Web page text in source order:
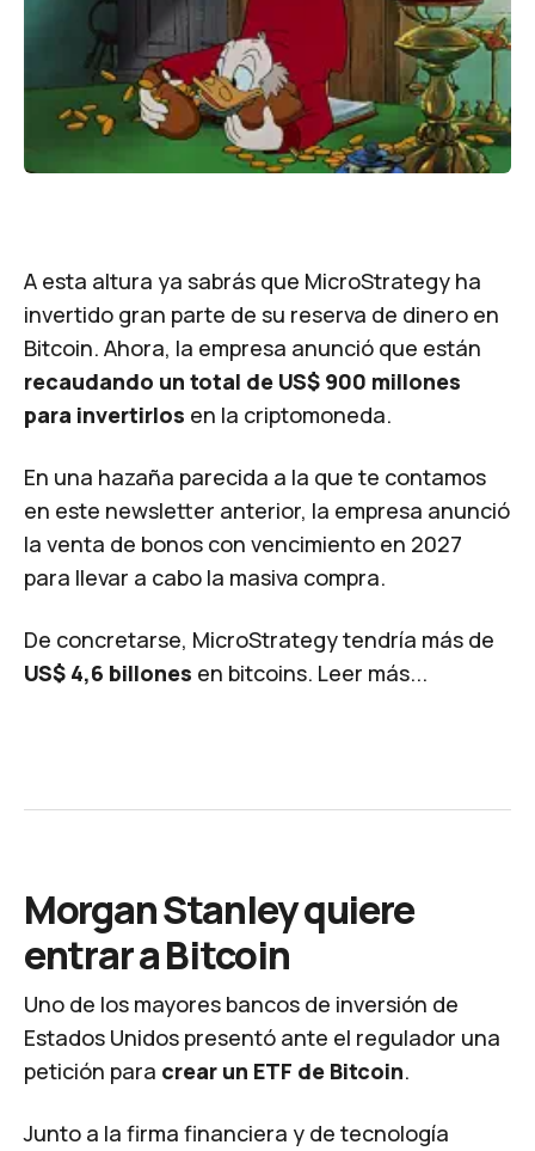
A esta altura ya sabrás que MicroStrategy ha
invertido gran parte de su reserva de dinero en
Bitcoin. Ahora, la empresa anunció que están
recaudando un total de US$ 900 millones
para invertirlos en la criptomoneda.
En una hazaña parecida a la que te contamos
en este newsletter anterior, la empresa anunció
la venta de bonos con vencimiento en 2027
para llevar a cabo la masiva compra.
De concretarse, MicroStrategy tendría más de
US$ 4,6 billones en bitcoins. Leer más...
Morgan Stanley quiere
entrar a Bitcoin
Uno de los mayores bancos de inversión de
Estados Unidos presentó ante el regulador una
petición para crear un ETF de Bitcoin.
Junto a la firma financiera y de tecnología